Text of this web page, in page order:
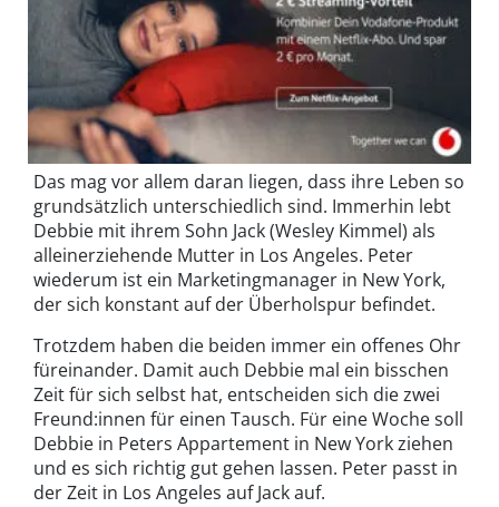
Das mag vor allem daran liegen, dass ihre Leben so
grundsätzlich unterschiedlich sind. Immerhin lebt
Debbie mit ihrem Sohn Jack (Wesley Kimmel) als
alleinerziehende Mutter in Los Angeles. Peter
wiederum ist ein Marketingmanager in New York,
der sich konstant auf der Überholspur befindet.
Trotzdem haben die beiden immer ein offenes Ohr
füreinander. Damit auch Debbie mal ein bisschen
Zeit für sich selbst hat, entscheiden sich die zwei
Freund:innen für einen Tausch. Für eine Woche soll
Debbie in Peters Appartement in New York ziehen
und es sich richtig gut gehen lassen. Peter passt in
der Zeit in Los Angeles auf Jack auf.